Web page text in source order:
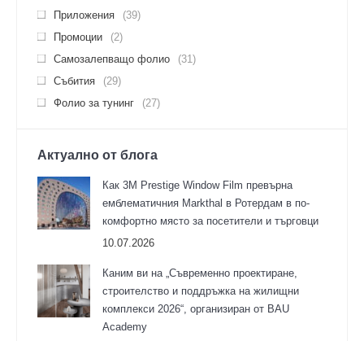
Приложения
(39)
Промоции
(2)
Самозалепващо фолио
(31)
Събития
(29)
Фолио за тунинг
(27)
Актуално от блога
Как 3M Prestige Window Film превърна
емблематичния Markthal в Ротердам в по-
комфортно място за посетители и търговци
10.07.2026
Каним ви на „Съвременно проектиране,
строителство и поддръжка на жилищни
комплекси 2026“, организиран от BAU
Academy